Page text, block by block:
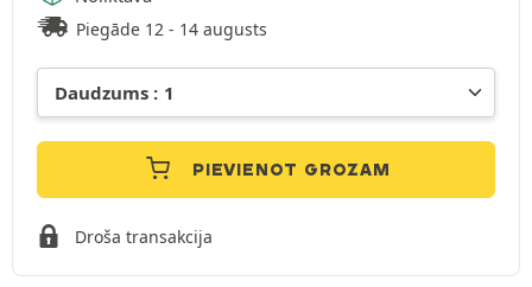
Piegāde 12 - 14 augusts
PIEVIENOT GROZAM
Droša transakcija